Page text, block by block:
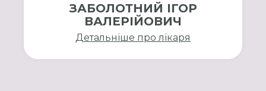
ЗАБОЛОТНИЙ ІГОР
ВАЛЕРІЙОВИЧ
Детальніше про лікаря